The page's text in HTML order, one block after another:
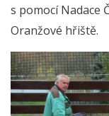
s pomocí Nadace
Oranžové hřiště.